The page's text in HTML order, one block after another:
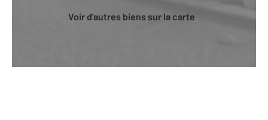
Voir d'autres biens sur la carte